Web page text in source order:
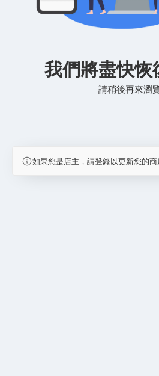
我們將盡快恢
請稍後再來瀏覽
如果您是店主，請登錄以更新您的商